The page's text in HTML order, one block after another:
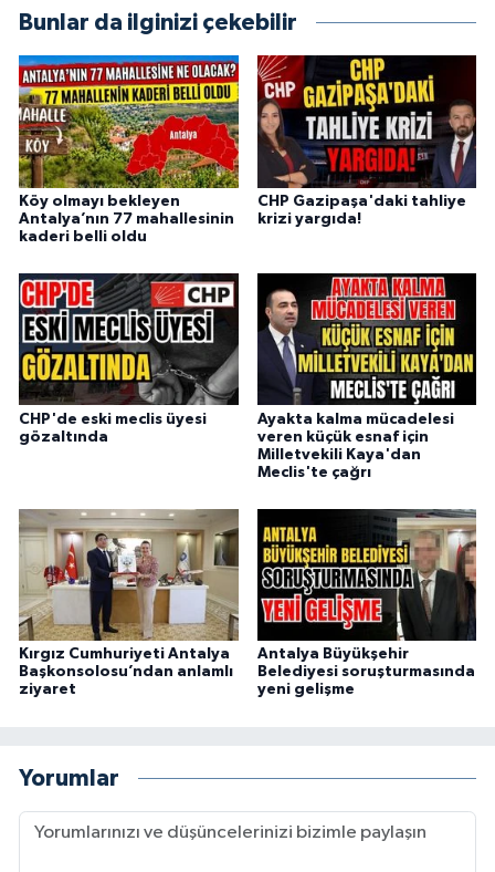
Bunlar da ilginizi çekebilir
Köy olmayı bekleyen
Antalya’nın 77 mahallesinin
kaderi belli oldu
CHP Gazipaşa'daki tahliye
krizi yargıda!
CHP'de eski meclis üyesi
gözaltında
Ayakta kalma mücadelesi
veren küçük esnaf için
Milletvekili Kaya'dan
Meclis'te çağrı
Kırgız Cumhuriyeti Antalya
Başkonsolosu’ndan anlamlı
ziyaret
Antalya Büyükşehir
Belediyesi soruşturmasında
yeni gelişme
Yorumlar